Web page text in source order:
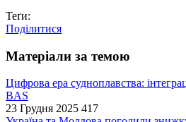
Теґи:
Поділитися
Матеріали за темою
Цифрова ера судноплавства:
BAS
23 Грудня 2025 417